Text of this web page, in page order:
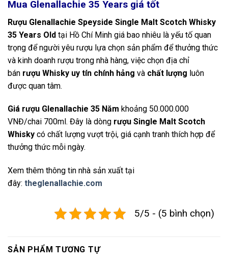
Mua Glenallachie 35 Years giá tốt
Rượu Glenallachie Speyside Single Malt Scotch Whisky
35 Years Old tại Hồ Chí Minh giá bao nhiêu là yếu tố quan
trọng để người yêu rượu lựa chọn sản phẩm để thưởng thức
và kinh doanh rượu trong nhà hàng, việc chọn địa chỉ
bán rượu Whisky uy tín chính hảng và chất lượng luôn
được quan tâm.
Giá rượu Glenallachie 35 Năm khoảng 50.000.000
VNĐ/chai 700ml. Đây là dòng rượu Single Malt Scotch
Whisky có chất lượng vượt trội, giá cạnh tranh thích hợp để
thưởng thức mỗi ngày.
Xem thêm thông tin nhà sản xuất tại
đây: theglenallachie.com
5/5 - (5 bình chọn)
SẢN PHẨM TƯƠNG TỰ